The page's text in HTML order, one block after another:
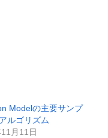
Modelの主要サンプ
ルゴリズム
月11日